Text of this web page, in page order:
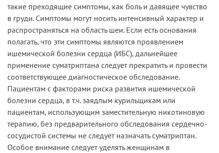
такие преходящие симптомы, как боль и давящее чувство
в груди. Симптомы могут носить интенсивный характер и
распространяться на область шеи. Если есть основания
полагать, что эти симптомы являются проявлением
ишемической болезни сердца (ИБС), дальнейшее
применение суматриптана следует прекратить и провести
соответствующее диагностическое обследование.
Пациентам с факторами риска развития ишемической
болезни сердца, в т.ч. заядлым курильщикам или
пациентам, использующим заместительную никотиновую
терапию, без предварительного обследования сердечно-
сосудистой системы не следует назначать суматриптан.
Особое внимание следует уделять женщинам в